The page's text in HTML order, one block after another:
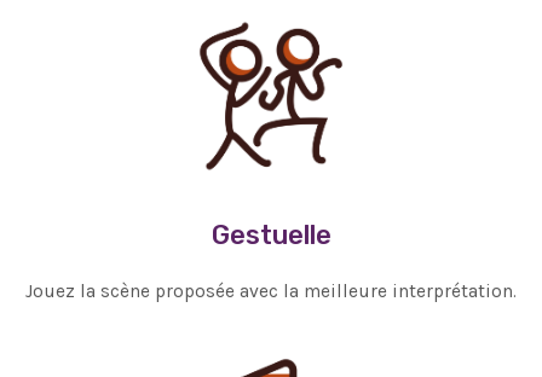
Gestuelle
Jouez la scène proposée avec la meilleure interprétation.